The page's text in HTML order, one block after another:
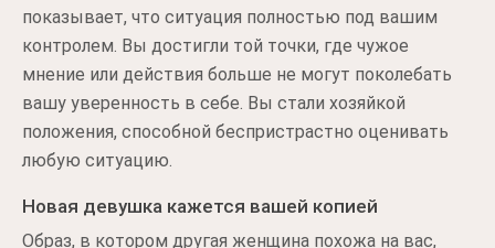
показывает, что ситуация полностью под вашим
контролем. Вы достигли той точки, где чужое
мнение или действия больше не могут поколебать
вашу уверенность в себе. Вы стали хозяйкой
положения, способной беспристрастно оценивать
любую ситуацию.
Новая девушка кажется вашей копией
Образ, в котором другая женщина похожа на вас,